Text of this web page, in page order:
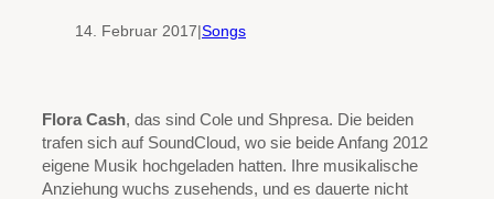
14. Februar 2017|Songs
Flora Cash, das sind Cole und Shpresa. Die beiden
trafen sich auf SoundCloud, wo sie beide Anfang 2012
eigene Musik hochgeladen hatten. Ihre musikalische
Anziehung wuchs zusehends, und es dauerte nicht